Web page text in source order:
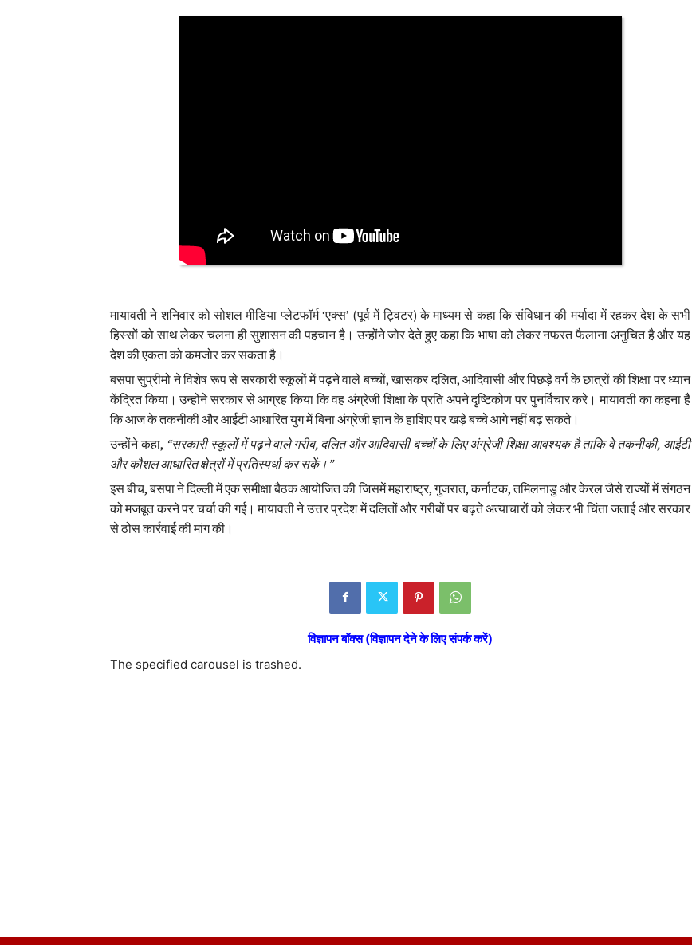
मायावती ने शनिवार को सोशल मीडिया प्लेटफॉर्म ‘एक्स’ (पूर्व में ट्विटर) के माध्यम से कहा कि संविधान की मर्यादा में रहकर देश के सभी
हिस्सों को साथ लेकर चलना ही सुशासन की पहचान है। उन्होंने जोर देते हुए कहा कि भाषा को लेकर नफरत फैलाना अनुचित है और यह
देश की एकता को कमजोर कर सकता है।
बसपा सुप्रीमो ने विशेष रूप से सरकारी स्कूलों में पढ़ने वाले बच्चों, खासकर दलित, आदिवासी और पिछड़े वर्ग के छात्रों की शिक्षा पर ध्यान
केंद्रित किया। उन्होंने सरकार से आग्रह किया कि वह अंग्रेजी शिक्षा के प्रति अपने दृष्टिकोण पर पुनर्विचार करे। मायावती का कहना है
कि आज के तकनीकी और आईटी आधारित युग में बिना अंग्रेजी ज्ञान के हाशिए पर खड़े बच्चे आगे नहीं बढ़ सकते।
उन्होंने कहा, “सरकारी स्कूलों में पढ़ने वाले गरीब, दलित और आदिवासी बच्चों के लिए अंग्रेजी शिक्षा आवश्यक है ताकि वे तकनीकी, आईटी
और कौशल आधारित क्षेत्रों में प्रतिस्पर्धा कर सकें।”
इस बीच, बसपा ने दिल्ली में एक समीक्षा बैठक आयोजित की जिसमें महाराष्ट्र, गुजरात, कर्नाटक, तमिलनाडु और केरल जैसे राज्यों में संगठन
को मजबूत करने पर चर्चा की गई। मायावती ने उत्तर प्रदेश में दलितों और गरीबों पर बढ़ते अत्याचारों को लेकर भी चिंता जताई और सरकार
से ठोस कार्रवाई की मांग की।
विज्ञापन बॉक्स (विज्ञापन देने के लिए संपर्क करें)
The specified carousel is trashed.